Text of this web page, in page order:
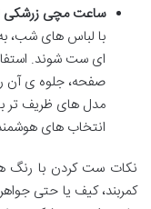
ساعت مچی زرشکی
با لباس های شب،
ای ست شوند.
صفحه، جلوه ی آن
مدل های ظریف تر
انتخاب های
نکات ست کردن با رنگ
کمربند، کیف یا حتی